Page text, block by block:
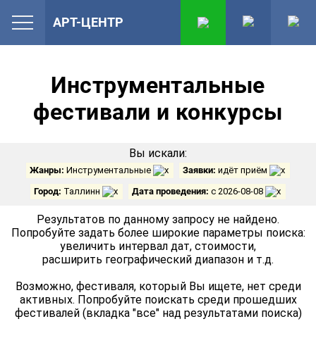
Инструментальные
фестивали и конкурсы
Вы искали:
Жанры: Инструментальные Заявки: идёт приём
Город: Таллинн Дата проведения: с 2026-08-08
Результатов по данному запросу не найдено.
Попробуйте задать более широкие параметры поиска:
увеличить интервал дат, стоимости,
расширить географический диапазон и т.д.
Возможно, фестиваля, который Вы ищете, нет среди
активных. Попробуйте поискать среди прошедших
фестивалей (вкладка "все" над результатами поиска)
АРТ-ЦЕНТР